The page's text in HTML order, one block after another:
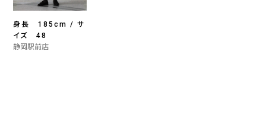
身長 185cm / サ
イズ 48
静岡駅前店